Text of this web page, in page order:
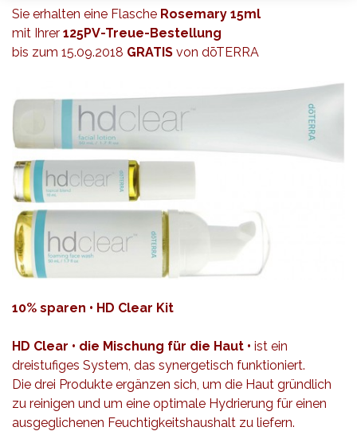
Sie erhalten eine Flasche Rosemary 15ml
mit Ihrer 125PV-Treue-Bestellung
bis zum 15.09.2018 GRATIS von dōTERRA
10% sparen • HD Clear Kit
HD Clear • die Mischung für die Haut • ist ein
dreistufiges System, das synergetisch funktioniert.
Die drei Produkte ergänzen sich, um die Haut gründlich
zu reinigen und um eine optimale Hydrierung für einen
ausgeglichenen Feuchtigkeitshaushalt zu liefern.